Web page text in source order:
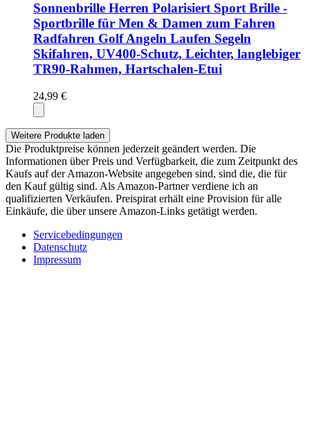
Sonnenbrille Herren Polarisiert Sport Brille -
Sportbrille für Men & Damen zum Fahren
Radfahren Golf Angeln Laufen Segeln
Skifahren, UV400-Schutz, Leichter, langlebiger
TR90-Rahmen, Hartschalen-Etui
24,99 €
Weitere Produkte laden
Die Produktpreise können jederzeit geändert werden. Die
Informationen über Preis und Verfügbarkeit, die zum Zeitpunkt des
Kaufs auf der Amazon-Website angegeben sind, sind die, die für
den Kauf gültig sind. Als Amazon-Partner verdiene ich an
qualifizierten Verkäufen. Preispirat erhält eine Provision für alle
Einkäufe, die über unsere Amazon-Links getätigt werden.
Servicebedingungen
Datenschutz
Impressum